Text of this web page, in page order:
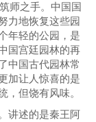
师之手。中国国
力地恢复这些园
年轻的公园，是
国宫廷园林的再
中国古代园林常
加让人惊喜的是
，但饶有风味。
讲述的是秦王阿